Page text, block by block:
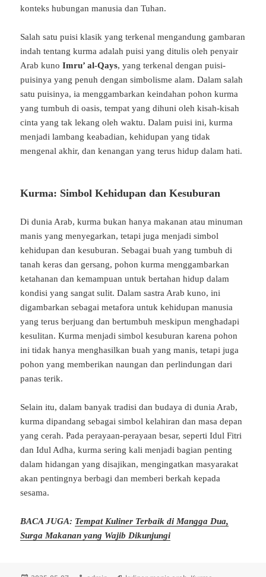
kontekshubunganmanusiadanTuhan.
Salahsatupuisiklasikyangterkenalmengandung gambaran
indahtentangkurmaadalahpuisiyangditulisolehpenyair
ArabkunoImru’al-Qays,yangterkenaldenganpuisi-
puisinyayangpenuhdengansimbolismealam.Dalamsalah
satupuisinya,iamenggambarkankeindahanpohonkurma
yangtumbuhdioasis,tempatyangdihuniolehkisah-kisah
cintayangtaklekangolehwaktu.Dalampuisiini,kurma
menjadilambangkeabadian,kehidupanyangtidak
mengenalakhir,dankenanganyangterushidupdalamhati.
Kurma: SimbolKehidupandanKesuburan
Didunia Arab,kurmabukanhanyamakananatauminuman
manisyangmenyegarkan,tetapijugamenjadisimbol
kehidupandankesuburan. Sebagaibuahyangtumbuhdi
tanahkerasdan gersang,pohonkurmamenggambarkan
ketahanandankemampuanuntukbertahanhidupdalam
kondisiyangsangatsulit.Dalamsastra Arabkuno,ini
digambarkansebagaimetaforauntukkehidupanmanusia
yangterusberjuangdanbertumbuhmeskipunmenghadapi
kesulitan.Kurmamenjadisimbolkesuburankarenapohon
initidakhanyamenghasilkanbuahyangmanis,tetapijuga
pohonyangmemberikannaungandanperlindungandari
panasterik.
Selainitu,dalambanyaktradisidanbudayadidunia Arab,
kurmadipandangsebagaisimbolkelahirandanmasadepan
yangcerah.Padaperayaan-perayaanbesar,sepertiIdulFitri
danIdul Adha,kurmaseringkalimenjadibagianpenting
dalamhidanganyangdisajikan,mengingatkanmasyarakat
akanpentingnyaberbagidanmemberiberkahkepada
sesama.
BACA JUGA: Tempat Kuliner Terbaik di Mangga Dua,
Surga Makanan yang Wajib Dikunjungi